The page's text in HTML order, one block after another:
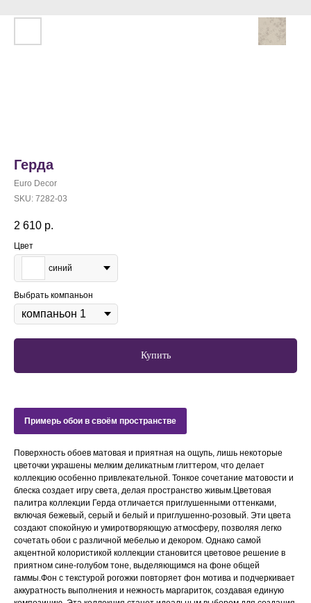
Герда
Euro Decor
SKU: 7282-03
2 610 р.
Цвет
синий
Выбрать компаньон
Купить
Примерь обои в своём пространстве
Поверхность обоев матовая и приятная на ощупь, лишь некоторые
цветочки украшены мелким деликатным глиттером, что делает
коллекцию особенно привлекательной. Тонкое сочетание матовости и
блеска создает игру света, делая пространство живым.Цветовая
палитра коллекции Герда отличается приглушенными оттенками,
включая бежевый, серый и белый и приглушенно-розовый. Эти цвета
создают спокойную и умиротворяющую атмосферу, позволяя легко
сочетать обои с различной мебелью и декором. Однако самой
акцентной колористикой коллекции становится цветовое решение в
приятном сине-голубом тоне, выделяющимся на фоне общей
гаммы.Фон с текстурой рогожки повторяет фон мотива и подчеркивает
аккуратность выполнения и нежность маргариток, создавая единую